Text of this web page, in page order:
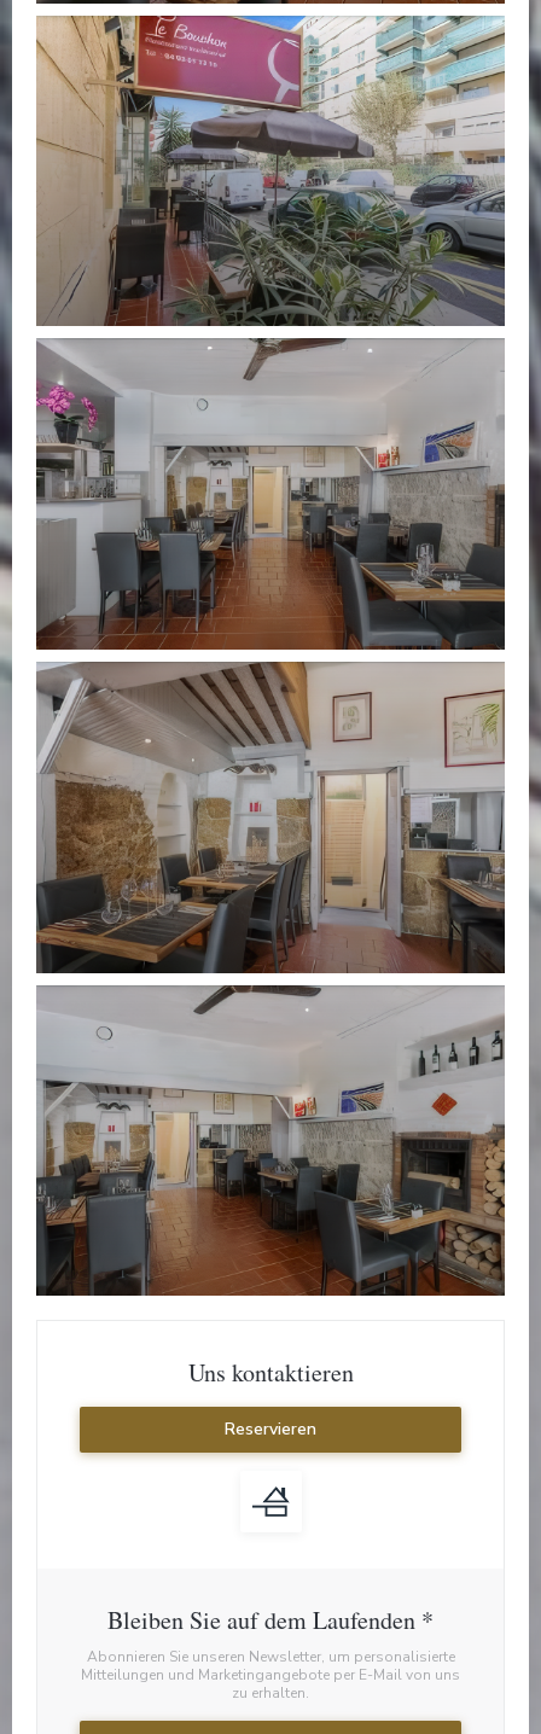
Uns kontaktieren
Reservieren
Bleiben Sie auf dem Laufenden *
Abonnieren Sie unseren Newsletter, um personalisierte
Mitteilungen und Marketingangebote per E-Mail von uns
zu erhalten.